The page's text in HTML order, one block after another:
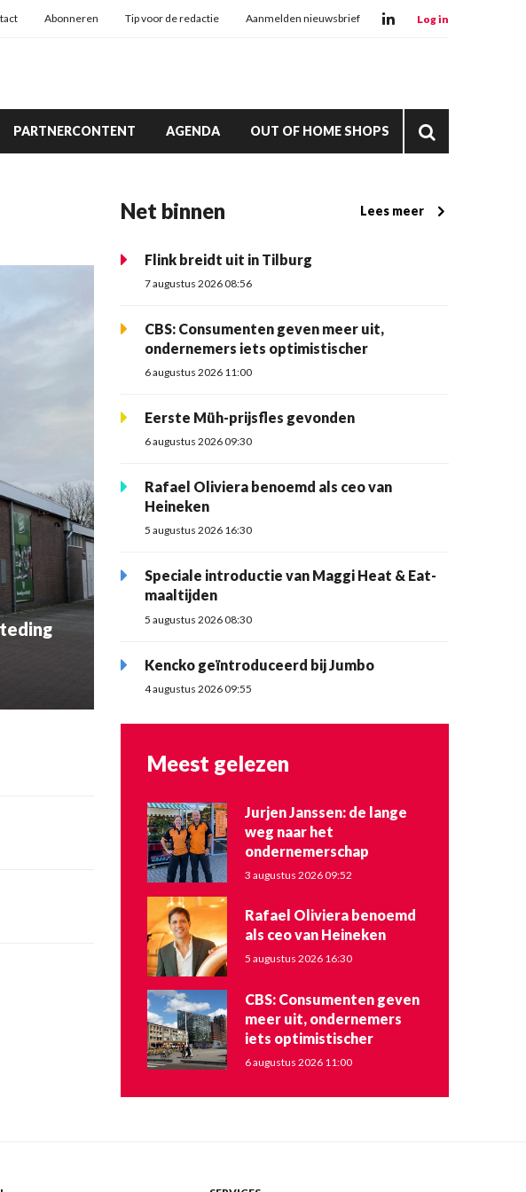
Abonneren Tip voor de redactie Aanmelden nieuwsbrief Log in
PARTNERCONTENT AGENDA OUT OF HOME SHOPS
Net binnen Lees meer
Flink breidt uit in Tilburg
7 augustus 2026 08:56
CBS: Consumenten geven meer uit,
ondernemers iets optimistischer
6 augustus 2026 11:00
Eerste Müh-prijsfles gevonden
6 augustus 2026 09:30
Rafael Oliviera benoemd als ceo van
Heineken
5 augustus 2026 16:30
Speciale introductie van Maggi Heat & Eat-
maaltijden
5 augustus 2026 08:30
Kencko geïntroduceerd bij Jumbo
4 augustus 2026 09:55
Meest gelezen
Jurjen Janssen: de lange
weg naar het
ondernemerschap
3 augustus 2026 09:52
Rafael Oliviera benoemd
als ceo van Heineken
5 augustus 2026 16:30
CBS: Consumenten geven
meer uit, ondernemers
iets optimistischer
6 augustus 2026 11:00